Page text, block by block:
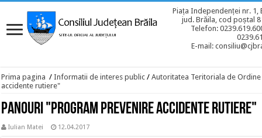
Piața Independenței nr. 1,
jud. Brăila, cod poștal
Telefon:
E-mail:
Prima pagina / Informatii de interes public / Autoritatea Teritoriala de Ordine
accidente rutiere"
Panouri "Program prevenire accidente rutiere"
Iulian Matei 12.04.2017